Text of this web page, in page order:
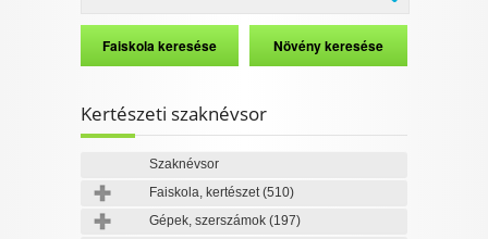
Kertészeti szaknévsor
Szaknévsor
Faiskola, kertészet(510)
Gépek, szerszámok (197)